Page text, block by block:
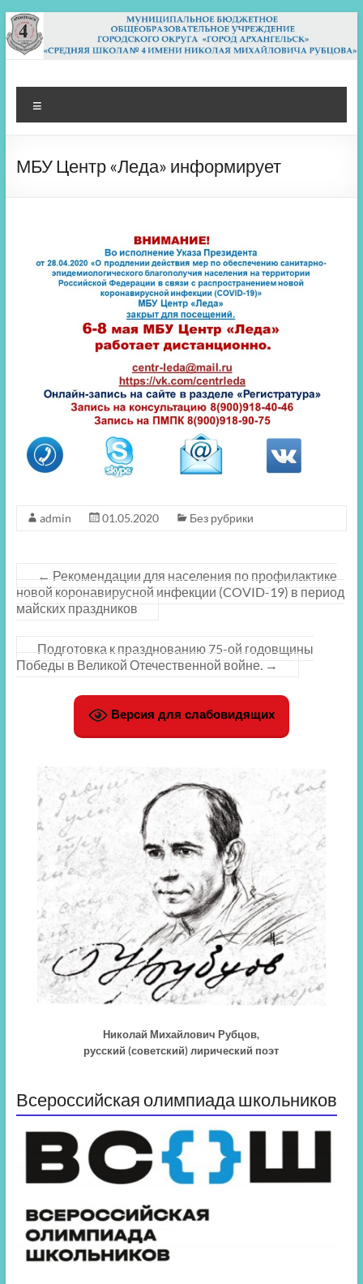
Перейти
к
содержимому
МБОУ СШ 4
Архангельск
МБУ Центр «Леда» информирует
admin 01.05.2020 Без рубрики
← Рекомендации для населения по профилактике
новой коронавирусной инфекции (COVID-19) в период
майских праздников
Подготовка к празднованию 75-ой годовщины
Победы в Великой Отечественной войне. →
Версия для слабовидящих
Николай Михайлович Рубцов,
русский (советский) лирический поэт
Всероссийская олимпиада школьников